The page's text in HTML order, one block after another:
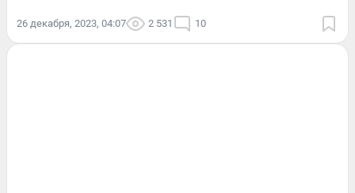
26 декабря, 2023, 04:07 2 531 10